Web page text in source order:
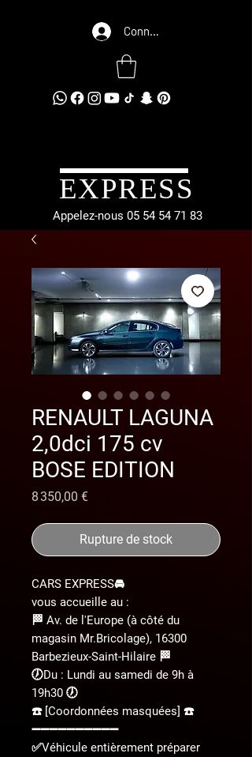
Connexion
EXPRESS
Appelez-nous 05 54 54 71 83
RENAULT LAGUNA
2,0dci 175 cv
BOSE EDITION
8 350,00 €Prix
Rupture de stock
CARS EXPRESS🚘
vous accueille au :
🏁 Av. de l'Europe (à côté du
magasin Mr.Bricolage), 16300
Barbezieux-Saint-Hilaire 🏁
🕖Du : Lundi au samedi de 9h à
19h30 🕖
☎️ [Coordonnées masquées] ☎️
➖➖➖➖➖➖➖➖➖➖
✅Véhicule entièrement préparer